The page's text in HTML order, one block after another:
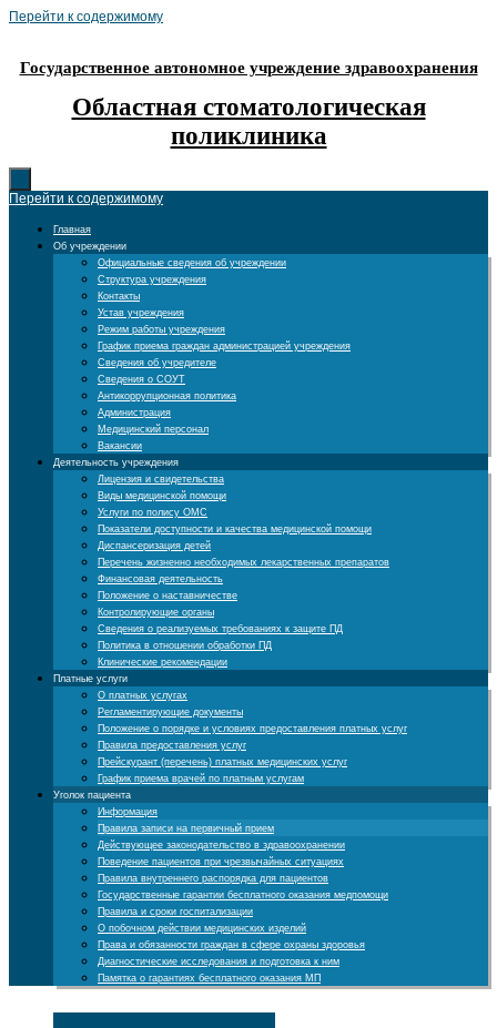
Перейти к содержимому
Государственное автономное учреждение здравоохранения
Областная стоматологическая
поликлиника
Перейти к содержимому
Главная
Об учреждении
Официальные сведения об учреждении
Структура учреждения
Контакты
Устав учреждения
Режим работы учреждения
График приема граждан администрацией учреждения
Сведения об учредителе
Сведения о СОУТ
Антикоррупционная политика
Администрация
Медицинский персонал
Вакансии
Деятельность учреждения
Лицензия и свидетельства
Виды медицинской помощи
Услуги по полису ОМС
Показатели доступности и качества медицинской помощи
Диспансеризация детей
Перечень жизненно необходимых лекарственных препаратов
Финансовая деятельность
Положение о наставничестве
Контролирующие органы
Cведения о реализуемых требованиях к защите ПД
Политика в отношении обработки ПД
Клинические рекомендации
Платные услуги
О платных услугах
Регламентирующие документы
Положение о порядке и условиях предоставления платных услуг
Правила предоставления услуг
Прейскурант (перечень) платных медицинских услуг
График приема врачей по платным услугам
Уголок пациента
Информация
Правила записи на первичный прием
Действующее законодательство в здравоохранении
Поведение пациентов при чрезвычайных ситуациях
Правила внутреннего распорядка для пациентов
Государственные гарантии бесплатного оказания медпомощи
Правила и сроки госпитализации
О побочном действии медицинских изделий
Права и обязанности граждан в сфере охраны здоровья
Диагностические исследования и подготовка к ним
Памятка о гарантиях бесплатного оказания МП